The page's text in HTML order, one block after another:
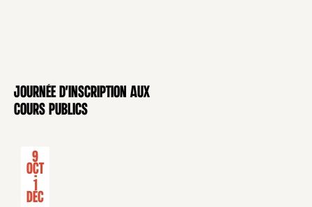
CONFÉRENCE
Journée d'inscription aux
cours publics
9
Oct
-
1
Déc